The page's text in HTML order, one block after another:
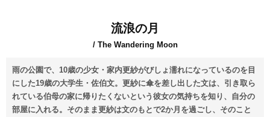
流浪の月
/ The Wandering Moon
雨の公園で、10歳の少女・家内更紗がびしょ濡れになっているのを目
にした19歳の大学生・佐伯文。更紗に傘を差し出した文は、引き取ら
れている伯母の家に帰りたくないという彼女の気持ちを知り、自分の
部屋に入れる。そのまま更紗は文のもとで2か月を過ごし、そのこと